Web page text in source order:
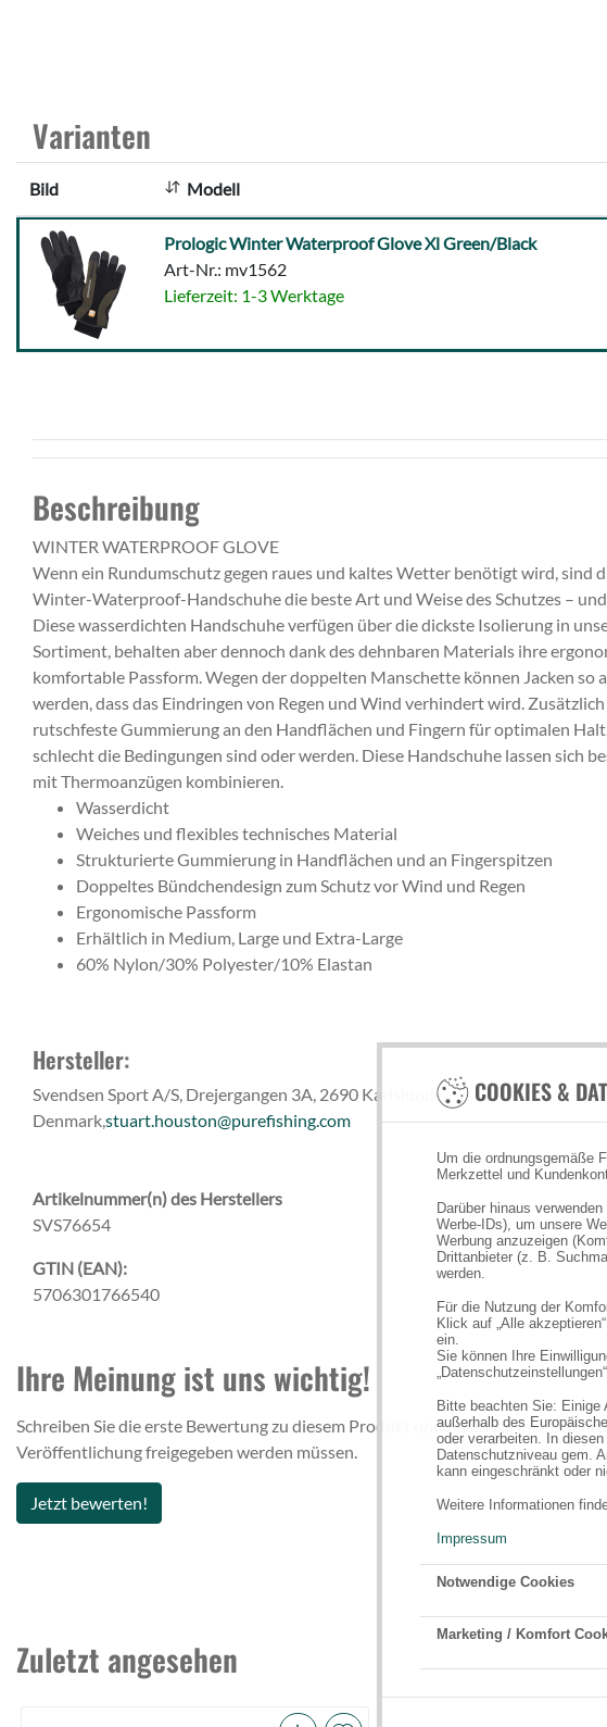
COOKIES &
Um die ordnungsgemäße
Merkzettel und
Darüber hinaus
Werbe-IDs), um unsere
Werbung anzuzeigen
Drittanbieter (z. B.
werden.
Für die Nutzung der
Klick auf „Alle
ein.
Sie können Ihre
Bitte beachten Sie: Einige
außerhalb des
oder verarbeiten. In
Datenschutzniveau gem.
kann eingeschränkt oder
Weitere Informationen
Impressum
Notwendige Cookies
Marketing / Komfort
Varianten
Bild Modell
Prologic
Winter
Waterproof
Glove
Xl
Prologic Winter Waterproof Glove Xl Green/Black
Art-Nr.: mv1562
Lieferzeit: 1-3 Werktage
Beschreibung
WINTER WATERPROOF GLOVE
Wenn ein Rundumschutz gegen raues und kaltes Wetter benötigt wird, sind
Winter-Waterproof-Handschuhe die beste Art und Weise des Schutzes –
Diese wasserdichten Handschuhe verfügen über die dickste Isolierung in
Sortiment, behalten aber dennoch dank des dehnbaren Materials ihre
komfortable Passform. Wegen der doppelten Manschette können Jacken so
werden, dass das Eindringen von Regen und Wind verhindert wird.
rutschfeste Gummierung an den Handflächen und Fingern für optimalen
schlecht die Bedingungen sind oder werden. Diese Handschuhe lassen sich
mit Thermoanzügen kombinieren.
Wasserdicht
Weiches und flexibles technisches Material
Strukturierte Gummierung in Handflächen und an Fingerspitzen
Doppeltes Bündchendesign zum Schutz vor Wind und Regen
Ergonomische Passform
Erhältlich in Medium, Large und Extra-Large
60% Nylon/30% Polyester/10% Elastan
Hersteller:
Svendsen Sport A/S, Drejergangen 3A, 2690 Karlslunde,
Denmark,stuart.houston@purefishing.com
Artikelnummer(n) des Herstellers
SVS76654
GTIN (EAN):
5706301766540
Ihre Meinung ist uns wichtig!
Schreiben Sie die erste Bewertung zu diesem Produkt und teilen Sie Ihre
Veröffentlichung freigegeben werden müssen.
Jetzt bewerten!
Zuletzt angesehen